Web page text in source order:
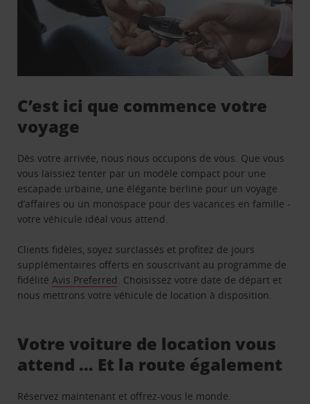
C’est ici que commence votre
voyage
Dès votre arrivée, nous nous occupons de vous. Que vous
vous laissiez tenter par un modèle compact pour une
escapade urbaine, une élégante berline pour un voyage
d’affaires ou un monospace pour des vacances en famille -
votre véhicule idéal vous attend.
Clients fidèles, soyez surclassés et profitez de jours
supplémentaires offerts en souscrivant au programme de
fidélitéAvis Preferred. Choisissez votre date de départ et
nous mettrons votre véhicule de location à disposition.
Votre voiture de location vous
attend … Et la route également
Réservez maintenant et offrez-vous le monde.